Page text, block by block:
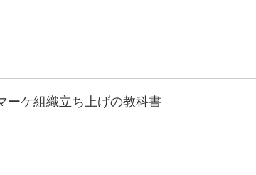
ーケ組織立ち上げの教科書